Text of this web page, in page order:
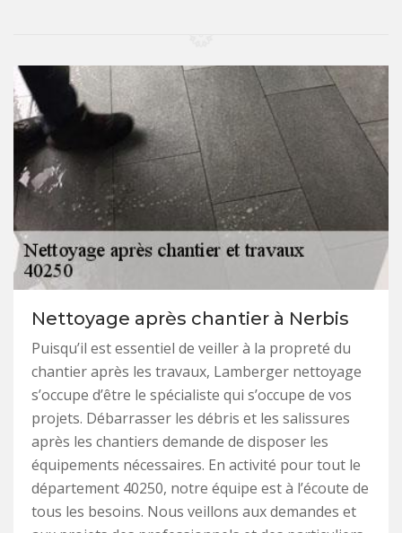
Nettoyage après chantier à Nerbis
Puisqu’il est essentiel de veiller à la propreté du
chantier après les travaux, Lamberger nettoyage
s’occupe d’être le spécialiste qui s’occupe de vos
projets. Débarrasser les débris et les salissures
après les chantiers demande de disposer les
équipements nécessaires. En activité pour tout le
département 40250, notre équipe est à l’écoute de
tous les besoins. Nous veillons aux demandes et